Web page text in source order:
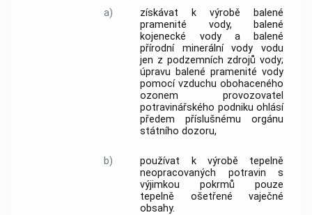
a)
získávat k výrobě balené
pramenité vody, balené
kojenecké vody a balené
přírodní minerální vody vodu
jen z podzemních zdrojů vody;
úpravu balené pramenité vody
pomocí vzduchu obohaceného
ozonem provozovatel
potravinářského podniku ohlásí
předem příslušnému orgánu
státního dozoru,
b)
používat k výrobě tepelně
neopracovaných potravin s
výjimkou pokrmů pouze
tepelně ošetřené vaječné
obsahy.